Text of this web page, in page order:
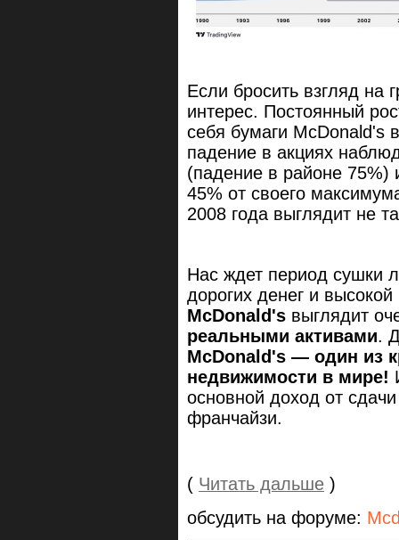
Если бросить взгляд на
интерес. Постоянный
себя бумаги
падение в акциях
(падение в районе 75%)
45% от своего
2008 года выглядит не
Нас ждет период сушки
дорогих денег и
McDonald's выглядит
реальными активами.
McDonald's — один из
недвижимости в мире!
основной доход от
франчайзи.
( Читать дальше )
обсудить на форуме: